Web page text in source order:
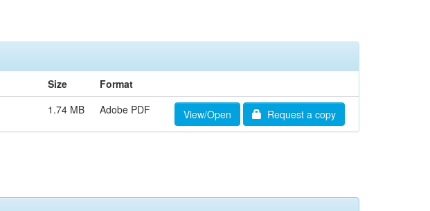
Size
Format
1.74 MB Adobe PDF View/Open Request a copy